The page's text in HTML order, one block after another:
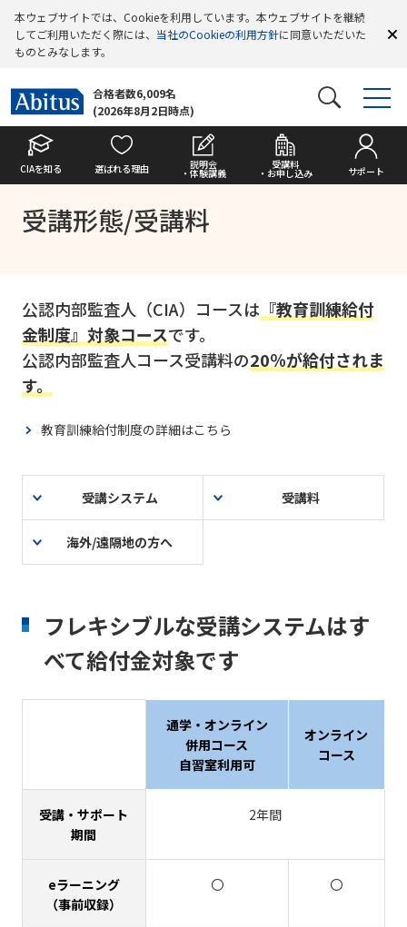
本ウェブサイトでは、Cookieを利用しています。本ウェブサイトを継続
してご利用いただく際には、 当社のCookieの利用方針に同意いただいた
ものとみなします。
合格者数6,009名
(2026年8月2日時点)
CIAを知る 選ばれる理由 説明会
・体験講義
受講料
・お申し込み サポート
受講形態/受講料
公認内部監査人（CIA）コースは『教育訓練給付
金制度』対象コースです。
公認内部監査人コース受講料の20％が給付されま
す。
教育訓練給付制度の詳細はこちら
受講システム 受講料
海外/遠隔地の方へ
フレキシブルな受講システムはす
べて給付金対象です
通学・オンライン
併用コース
自習室利用可
オンライン
コース
受講・サポート
期間
2年間
eラーニング
（事前収録）
〇 〇